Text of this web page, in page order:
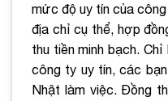
mức độ uy tín của
địa chỉ cụ thể, hợp
thu tiền minh bạch.
công ty uy tín, các
Nhật làm việc. Đồng